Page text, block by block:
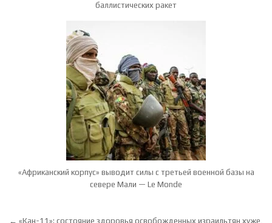
баллистических ракет
«Африканский корпус» выводит силы с третьей военной базы на
севере Мали — Le Monde
← «Кан-11»: состояние здоровья освобожденных израильтян хуже,